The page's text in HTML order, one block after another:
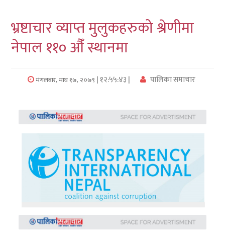
कर्णाली
सुदुरपश्चिम
प्रदेश/
समाचार
अन्तरवार्ता
फोटो
समाचार
समाचार
भ्रष्टाचार व्याप्त मुलुकहरुको श्रेणीमा
नेपाल ११० औँ स्थानमा
मंगलबार, माघ १७, २०७९ | १२:५५:४३ | पालिका समाचार